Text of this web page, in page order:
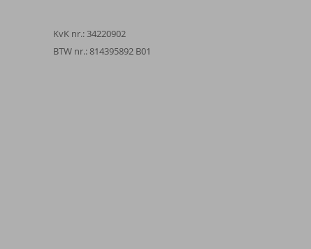
KvK nr.: 34220902
BTW nr.: 814395892 B01